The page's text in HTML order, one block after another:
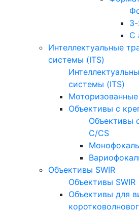
С
Интеллектуальные
системы (ITS)
системы (ITS)
Объективы с
Объективы
C/CS
Объективы SWIR
Объективы SWIR
Объективы для